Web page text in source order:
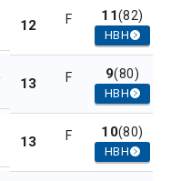
12 F 11(82)
HBH
13 F 9(80)
HBH
13 F 10(80)
HBH